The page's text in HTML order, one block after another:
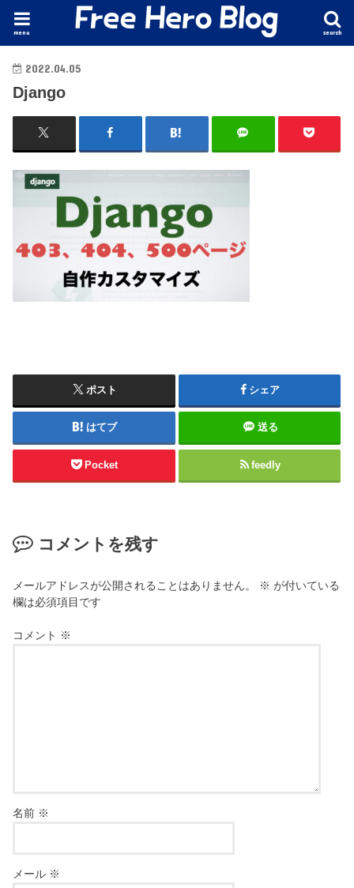
search
menu
2022.04.05
Django
ポスト シェア
はてブ 送る
Pocket feedly
コメントを残す
メールアドレスが公開されることはありません。 ※ が付いている
欄は必須項目です
コメント ※
名前 ※
メール ※